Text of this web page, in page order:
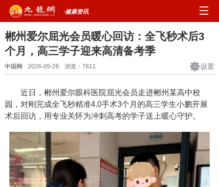
·健康资讯
郴州爱尔屈光会员暖心回访：全飞秒术后3
个月，高三学子迎来高清备考季
中国网 2026-05-26 浏览： 7811 设置
近日，郴州爱尔眼科医院屈光会员走进郴州某高中校
园，对刚完成全飞秒精准4.0手术3个月的高三学生小鹏开展
术后回访，用专业关怀为冲刺高考的学子送上暖心守护。